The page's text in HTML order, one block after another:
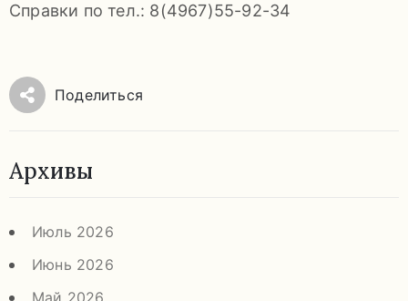
Справки по тел.: 8(4967)55-92-34
Поделиться
Архивы
Июль 2026
Июнь 2026